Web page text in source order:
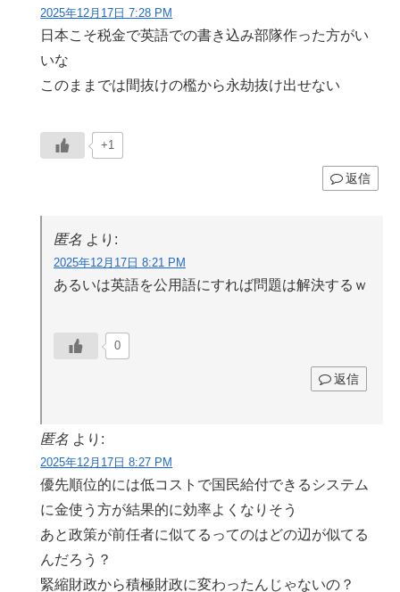
2025年12月17日 7:28 PM
日本こそ税金で英語での書き込み部隊作った方がい
いな
このままでは間抜けの檻から永劫抜け出せない
+1
返信
匿名 より:
2025年12月17日 8:21 PM
あるいは英語を公用語にすれば問題は解決するｗ
0
返信
匿名 より:
2025年12月17日 8:27 PM
優先順位的には低コストで国民給付できるシステム
に金使う方が結果的に効率よくなりそう
あと政策が前任者に似てるってのはどの辺が似てる
んだろう？
緊縮財政から積極財政に変わったんじゃないの？